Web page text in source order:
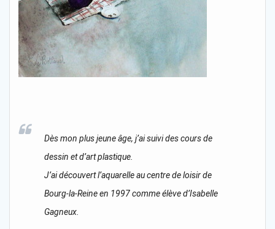
Dès mon plus jeune âge, j’ai suivi des cours de
dessin et d’art plastique.
J’ai découvert l’aquarelle au centre de loisir de
Bourg-la-Reine en 1997 comme élève d’Isabelle
Gagneux.